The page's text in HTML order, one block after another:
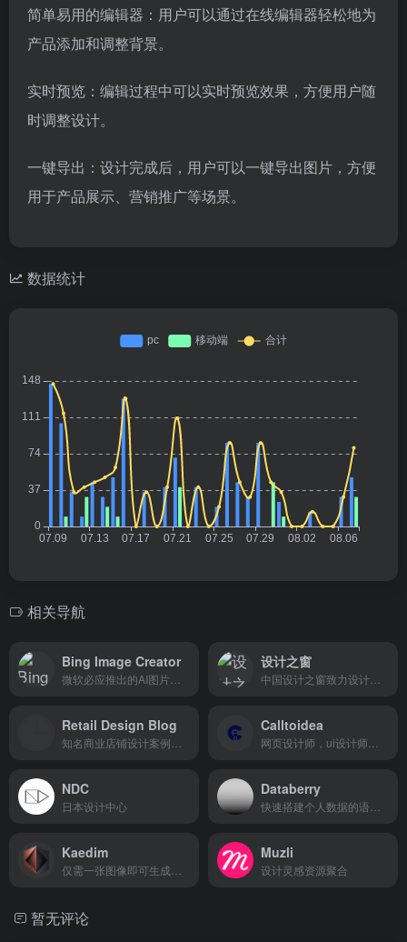
简单易用的编辑器：用户可以通过在线编辑器轻松地为
产品添加和调整背景。
实时预览：编辑过程中可以实时预览效果，方便用户随
时调整设计。
一键导出：设计完成后，用户可以一键导出图片，方便
用于产品展示、营销推广等场景。
数据统计
相关导航
Bing Image Creator 设计之窗
Retail Design Blog Calltoidea
NDC
日本设计中心
Databerry
Kaedim Muzli
设计灵感资源聚合
暂无评论